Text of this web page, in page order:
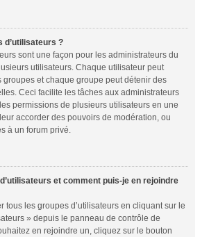
d’utilisateurs ?
sont une façon pour les administrateurs du
utilisateurs. Chaque utilisateur peut
et chaque groupe peut détenir des
Ceci facilite les tâches aux administrateurs
permissions de plusieurs utilisateurs en une
accorder des pouvoirs de modération, ou
à un forum privé.
et comment puis-je en rejoindre
tous les groupes d’utilisateurs en cliquant sur le
» depuis le panneau de contrôle de
en rejoindre un, cliquez sur le bouton